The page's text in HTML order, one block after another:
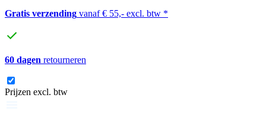
Gratis verzending vanaf € 55,- excl. btw *
60 dagen retourneren
Prijzen excl. btw